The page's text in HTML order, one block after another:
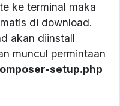
ke terminal maka
di download.
akan diinstall
muncul permintaan
setup.php